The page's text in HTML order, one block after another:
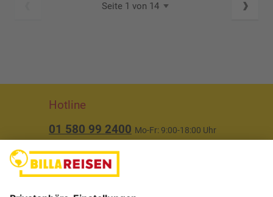
Seite 1 von 14
Hotline
01 580 99 2400 Mo-Fr: 9:00-18:00 Uhr
Über uns